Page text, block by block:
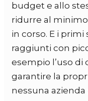
budget e allo
ridurre al
in corso. E i
raggiunti con
esempio l’uso di
garantire la
nessuna